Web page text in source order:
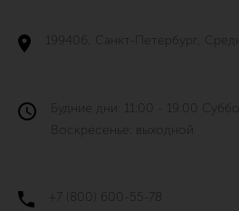
199406, Санкт-Петербург,
Будние дни: 11:00 - 19:00
Воскресенье: выходной
+7 (800) 600-55-78